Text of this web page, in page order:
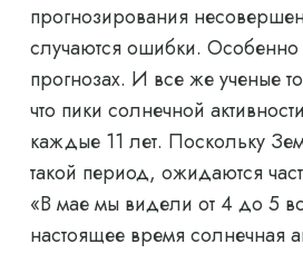
прогнозирования
случаются ошибки.
прогнозах. И все же ученые
что пики солнечной
каждые 11 лет. Поскольку
такой период, ожидаются
«В мае мы видели от 4 до 5
настоящее время солнечная